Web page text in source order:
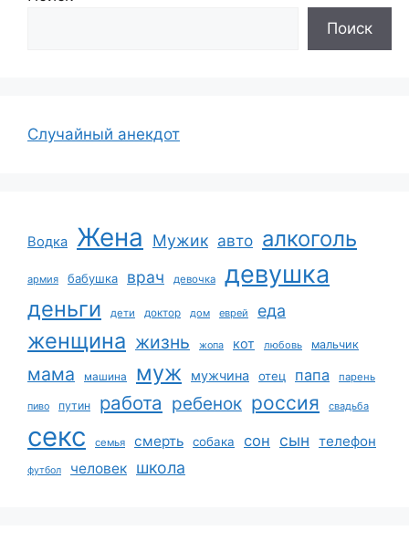
Поиск
Случайный анекдот
Водка Жена Мужик авто алкоголь
армия бабушка врач девочка девушка
деньги дети доктор дом еврей еда
женщина жизнь жопа кот любовь мальчик
мама машина муж мужчина отец папа парень
пиво путин работа ребенок россия свадьба
секс семья смерть собака сон сын телефон
футбол человек школа